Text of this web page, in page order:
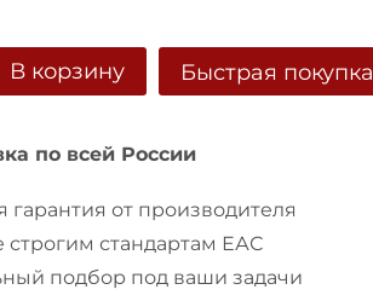
В корзину Быстрая покупка
по всей России
от производителя
строгим стандартам ЕАС
подбор под ваши задачи